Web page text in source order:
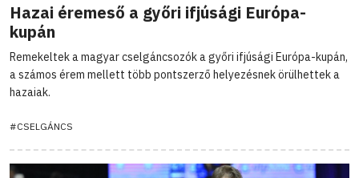
Hazai éremeső a győri ifjúsági Európa-
kupán
Remekeltek a magyar cselgáncsozók a győri ifjúsági Európa-kupán,
a számos érem mellett több pontszerző helyezésnek örülhettek a
hazaiak.
#CSELGÁNCS